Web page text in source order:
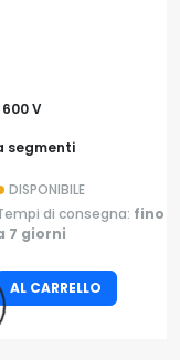
600 V
segmenti
DISPONIBILE
di consegna: fino
7 giorni
AL CARRELLO